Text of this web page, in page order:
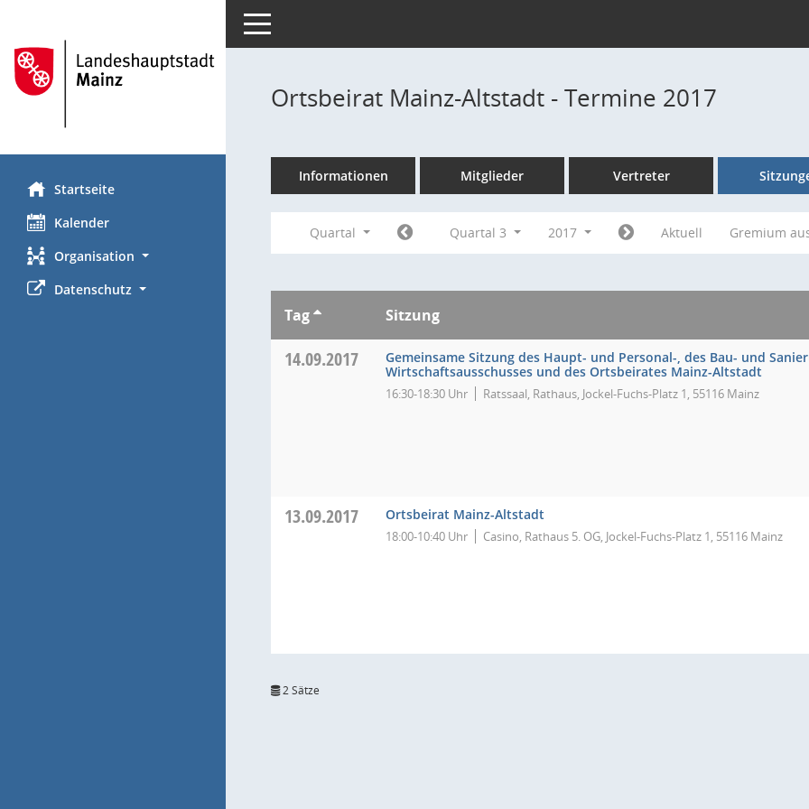
Startseite
Kalender
Organisation
Datenschutz
Toggle navigation
Ortsbeirat Mainz-Altstadt - Termine 2017
Informationen Mitglieder Vertreter
Quartal Quartal 3 2017 Aktuell Gremium
Tag Sitzung
14.09.2017
Gemeinsame Sitzung des Haupt- und Personal-, des Bau- und
Wirtschaftsausschusses und des Ortsbeirates Mainz-Altstadt
16:30-18:30 Uhr Ratssaal, Rathaus, Jockel-Fuchs-Platz 1, 55116 Mainz
13.09.2017 Ortsbeirat Mainz-Altstadt
18:00-10:40 Uhr Casino, Rathaus 5. OG, Jockel-Fuchs-Platz 1, 55116 Mainz
2 Sätze